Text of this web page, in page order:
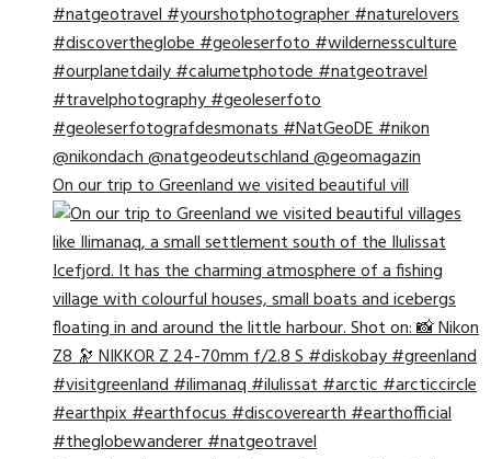
On our trip to Greenland we visited beautiful vill